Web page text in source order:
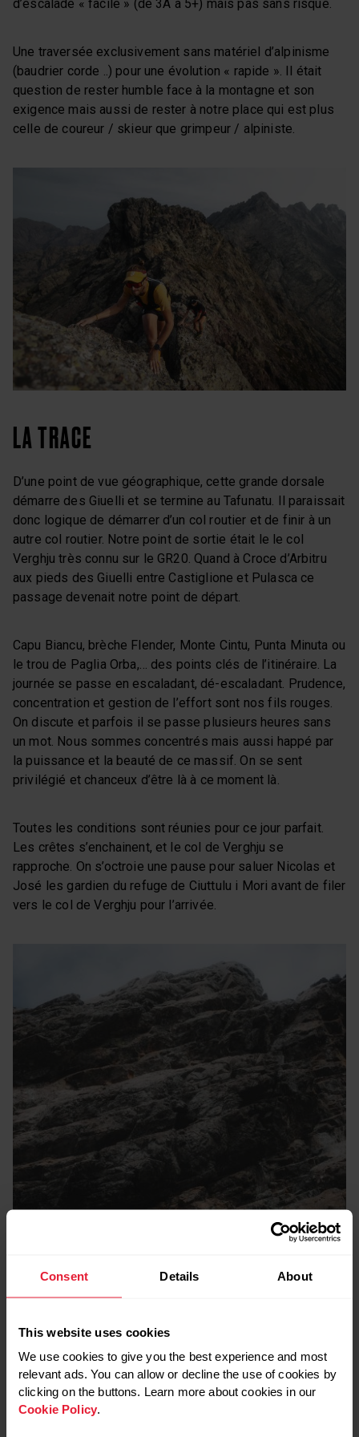
Consent Details About
This website uses cookies
We use cookies to give you the best experience and most
relevant ads. You can allow or decline the use of cookies by
clicking on the buttons. Learn more about cookies in our
Cookie Policy.
d’escalade « facile » (de 3A à 5+) mais pas sans risque.
Une traversée exclusivement sans matériel d’alpinisme
(baudrier corde ..) pour une évolution « rapide ». Il était
question de rester humble face à la montagne et son
exigence mais aussi de rester à notre place qui est plus
celle de coureur / skieur que grimpeur / alpiniste.
LA TRACE
D’une point de vue géographique, cette grande dorsale
démarre des Giuelli et se termine au Tafunatu. Il paraissait
donc logique de démarrer d’un col routier et de finir à un
autre col routier. Notre point de sortie était le le col
Verghju très connu sur le GR20. Quand à Croce d’Arbitru
aux pieds des Giuelli entre Castiglione et Pulasca ce
passage devenait notre point de départ.
Capu Biancu, brèche Flender, Monte Cintu, Punta Minuta ou
le trou de Paglia Orba,… des points clés de l’itinéraire. La
journée se passe en escaladant, dé-escaladant. Prudence,
concentration et gestion de l’effort sont nos fils rouges.
On discute et parfois il se passe plusieurs heures sans
un mot. Nous sommes concentrés mais aussi happé par
la puissance et la beauté de ce massif. On se sent
privilégié et chanceux d’être là à ce moment là.
Toutes les conditions sont réunies pour ce jour parfait.
Les crêtes s’enchainent, et le col de Verghju se
rapproche. On s’octroie une pause pour saluer Nicolas et
José les gardien du refuge de Ciuttulu i Mori avant de filer
vers le col de Verghju pour l’arrivée.